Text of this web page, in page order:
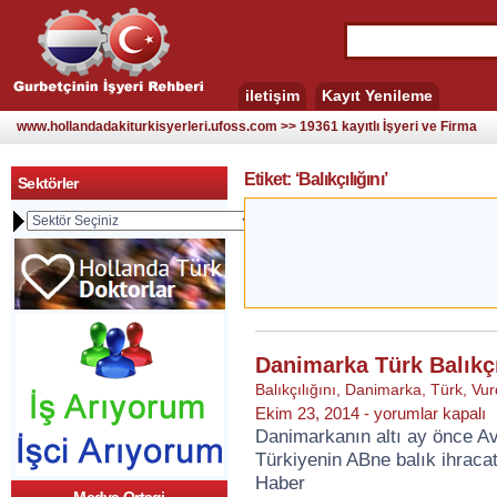
iletişim Kayıt Yenileme
www.hollandadakiturkisyerleri.ufoss.com >> 19361 kayıtlı İşyeri ve Firma
Sektörler Etiket: ‘Balıkçılığını’
Danimarka Türk
Balıkçılığını Danimarka Türk
Ekim 23, 2014 - Danimarka
Türk
Balıkçılığını
vurdu
yorumlar kapalı
Danimarkanın altı ay önce
Türkiyenin ABne balık
Haber